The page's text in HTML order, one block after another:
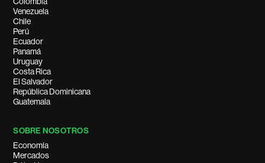
Venezuela
Chile
Perú
Ecuador
Panamá
Uruguay
Costa Rica
El Salvador
República Dominicana
Guatemala
SOBRE NOSOTROS
Economía
Mercados